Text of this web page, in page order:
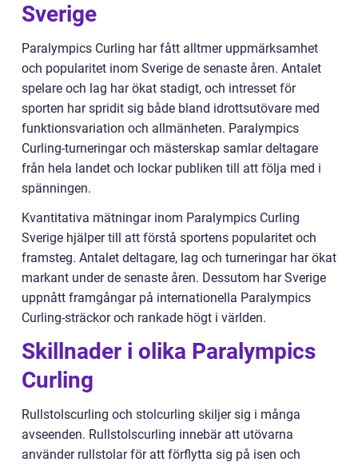
Sverige
Paralympics Curling har fått alltmer uppmärksamhet
och popularitet inom Sverige de senaste åren. Antalet
spelare och lag har ökat stadigt, och intresset för
sporten har spridit sig både bland idrottsutövare med
funktionsvariation och allmänheten. Paralympics
Curling-turneringar och mästerskap samlar deltagare
från hela landet och lockar publiken till att följa med i
spänningen.
Kvantitativa mätningar inom Paralympics Curling
Sverige hjälper till att förstå sportens popularitet och
framsteg. Antalet deltagare, lag och turneringar har ökat
markant under de senaste åren. Dessutom har Sverige
uppnått framgångar på internationella Paralympics
Curling-sträckor och rankade högt i världen.
Skillnader i olika Paralympics
Curling
Rullstolscurling och stolcurling skiljer sig i många
avseenden. Rullstolscurling innebär att utövarna
använder rullstolar för att förflytta sig på isen och